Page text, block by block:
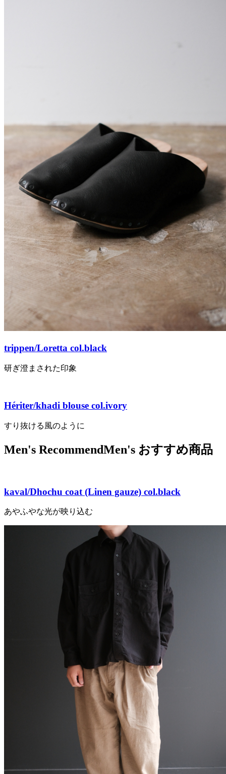
trippen/Loretta col.black
研ぎ澄まされた印象
Hériter/khadi blouse col.ivory
すり抜ける風のように
Men's RecommendMen's おすすめ商品
kaval/Dhochu coat (Linen gauze) col.black
あやふやな光が映り込む